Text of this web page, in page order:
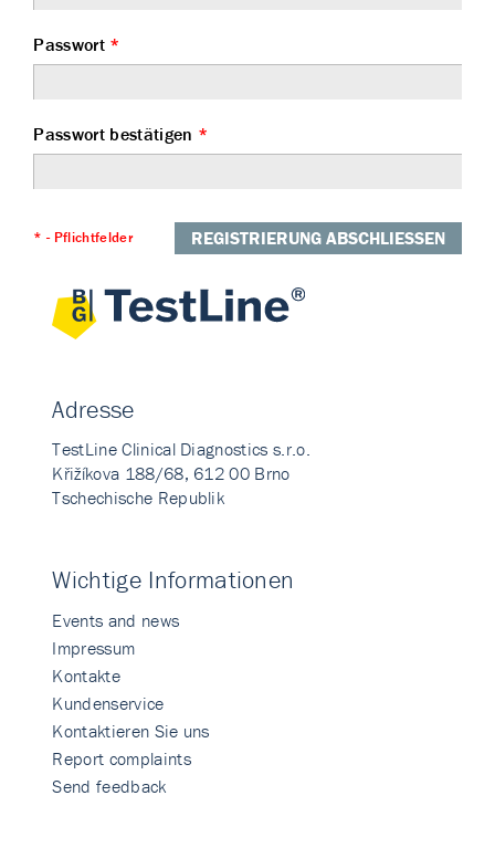
Passwort *
Passwort bestätigen *
* - Pflichtfelder REGISTRIERUNG ABSCHLIESSEN
Adresse
TestLine Clinical Diagnostics s.r.o.
Křižíkova 188/68, 612 00 Brno
Tschechische Republik
Wichtige Informationen
Events and news
Impressum
Kontakte
Kundenservice
Kontaktieren Sie uns
Report complaints
Send feedback